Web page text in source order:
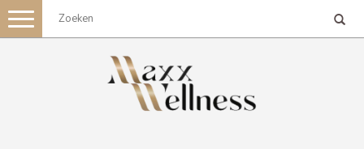
Toggle
navigation